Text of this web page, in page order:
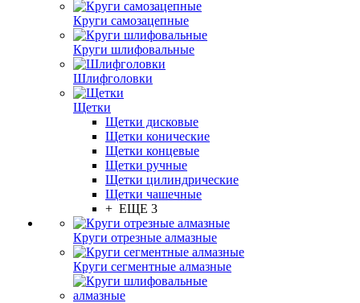
Круги самозацепные
Круги шлифовальные
Шлифголовки
Щетки
Щетки дисковые
Щетки конические
Щетки концевые
Щетки ручные
Щетки цилиндрические
Щетки чашечные
+ ЕЩЕ 3
Круги отрезные алмазные
Круги сегментные алмазные